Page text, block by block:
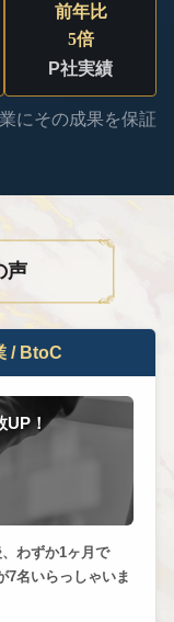
前年比
5倍
P社実績
にその成果を保証
声
/ BtoC
UP！
わずか1ヶ月で
7名いらっしゃいま